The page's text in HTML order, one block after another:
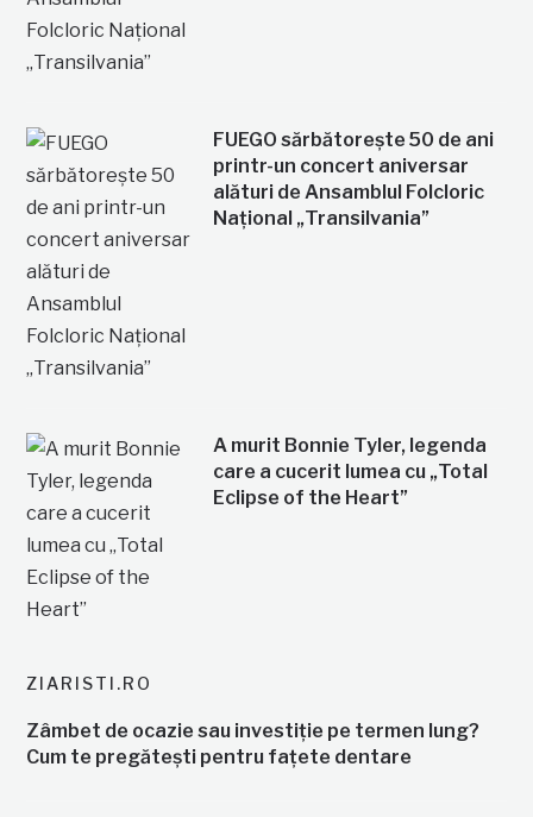
FUEGO sărbătorește 50 de ani
printr-un concert aniversar
alături de Ansamblul Folcloric
Național „Transilvania”
A murit Bonnie Tyler, legenda
care a cucerit lumea cu „Total
Eclipse of the Heart”
ZIARISTI.RO
Zâmbet de ocazie sau investiție pe termen lung?
Cum te pregătești pentru fațete dentare